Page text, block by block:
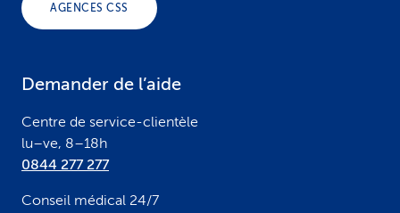
AGENCES CSS
Demander de l’aide
Centre de service-clientèle
lu–ve, 8–18h
0844 277 277
Conseil médical 24/7